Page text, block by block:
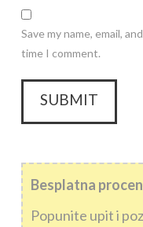
Save my name, email,
time I comment.
Besplatna
Popunite upit i